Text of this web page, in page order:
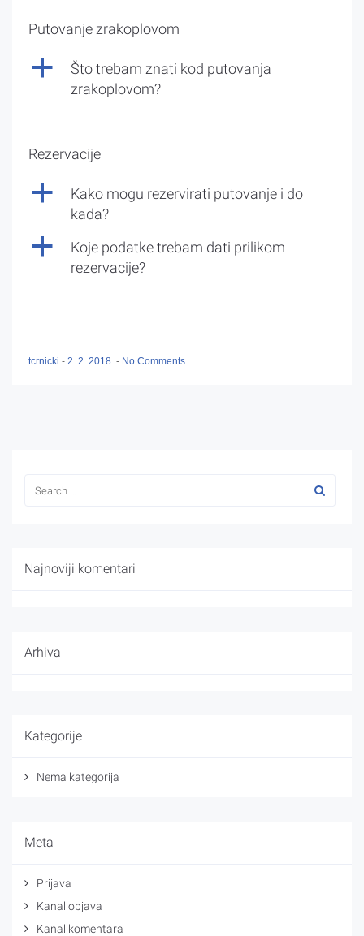
Putovanje zrakoplovom
a
Što trebam znati kod putovanja
zrakoplovom?
Rezervacije
a
Kako mogu rezervirati putovanje i do
kada?
a
Koje podatke trebam dati prilikom
rezervacije?
tcrnicki - 2. 2. 2018. - No Comments
Najnoviji komentari
Arhiva
Kategorije
Nema kategorija
Meta
Prijava
Kanal objava
Kanal komentara